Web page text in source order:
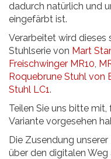
dadurch natürlich und
eingefärbt ist.
Verarbeitet wird dieses
Stuhlserie von Mart
Freischwinger MR10,
Roquebrune Stuhl von
Stuhl LC1.
Teilen Sie uns bitte
Variante vorgesehen
Die Zusendung
über den digitalen